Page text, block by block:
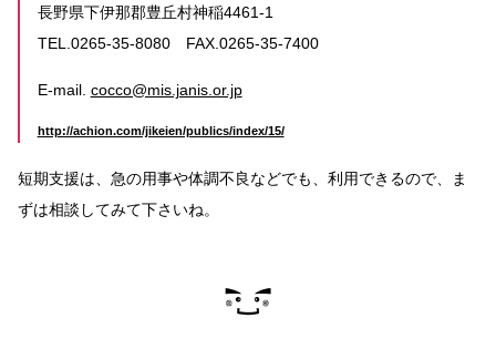
長野県下伊那郡豊丘村神稲4461-1
TEL.0265-35-8080 FAX.0265-35-7400
E-mail. cocco@mis.janis.or.jp
http://achion.com/jikeien/publics/index/15/
短期支援は、急の用事や体調不良などでも、利用できるので、ま
ずは相談してみて下さいね。